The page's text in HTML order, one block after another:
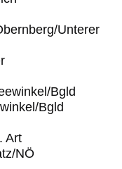
Unterer
Bgld
Bgld
Art
NÖ